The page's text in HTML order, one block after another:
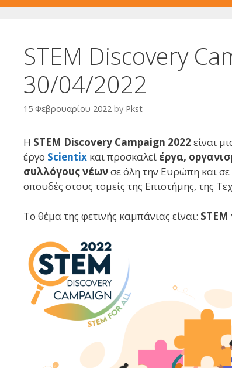
STEM Discovery
30/04/2022
15 Φεβρουαρίου 2022 by Pkst
H STEM Discovery Campaign 2022 είναι
έργο Scientix και προσκαλεί έργα,
συλλόγους νέωνσε όλη την Ευρώπη και σε
σπουδές στους τομείς της Επιστήμης, της
Το θέμα της φετινής καμπάνιας είναι: